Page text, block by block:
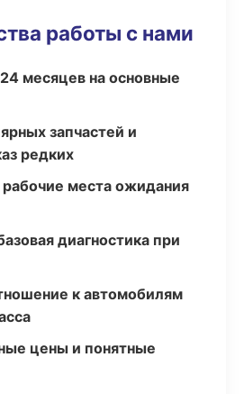
работы с нами
месяцев на основные
запчастей и
редких
места ожидания
диагностика при
к автомобилям
цены и понятные